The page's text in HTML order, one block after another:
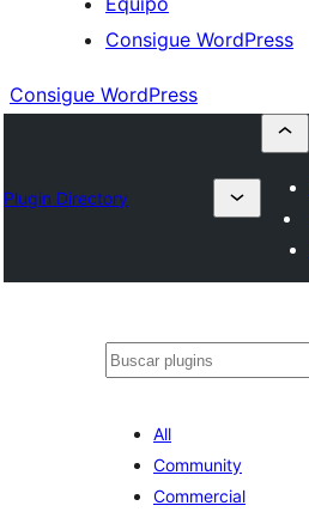
Consigue WordPress
Consigue WordPress
Plugin Directory
Buscar
All
Community
Commercial